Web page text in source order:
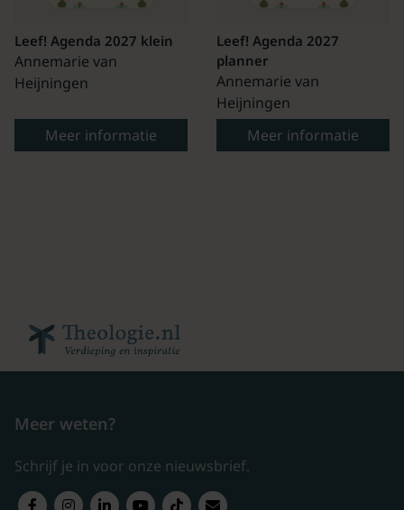
Leef! Agenda 2027 klein
Annemarie van
Heijningen
Meer informatie
Leef! Agenda 2027
planner
Annemarie van
Heijningen
Meer informatie
Meer weten?
Schrijf je in voor onze nieuwsbrief.